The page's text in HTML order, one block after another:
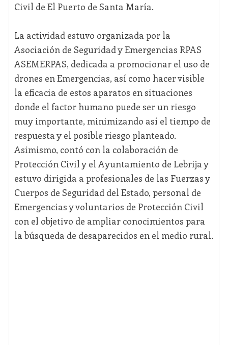
Civil de El Puerto de Santa María.
La actividad estuvo organizada por la
Asociación de Seguridad y Emergencias RPAS
ASEMERPAS, dedicada a promocionar el uso de
drones en Emergencias, así como hacer visible
la eficacia de estos aparatos en situaciones
donde el factor humano puede ser un riesgo
muy importante, minimizando así el tiempo de
respuesta y el posible riesgo planteado.
Asimismo, contó con la colaboración de
Protección Civil y el Ayuntamiento de Lebrija y
estuvo dirigida a profesionales de las Fuerzas y
Cuerpos de Seguridad del Estado, personal de
Emergencias y voluntarios de Protección Civil
con el objetivo de ampliar conocimientos para
la búsqueda de desaparecidos en el medio rural.